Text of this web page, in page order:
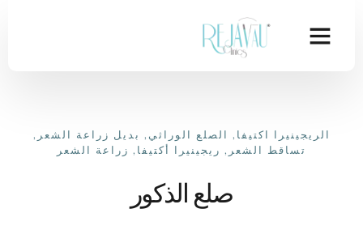
الريجينيرا اكتيفا , الصلع الوراثي , بديل زراعة الشعر ,
تساقط الشعر , ريجينيرا أكتيفا , زراعة الشعر
صلع الذكور